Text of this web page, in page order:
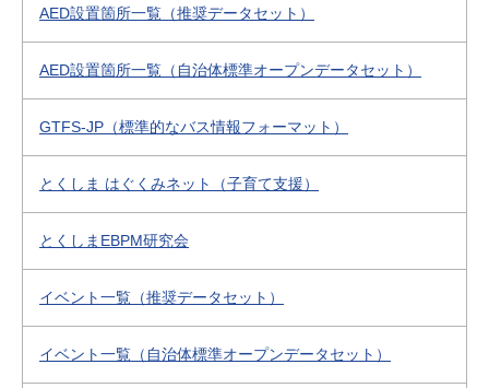
AED設置箇所一覧（推奨データセット）
AED設置箇所一覧（自治体標準オープンデータセット）
GTFS-JP（標準的なバス情報フォーマット）
とくしま はぐくみネット（子育て支援）
とくしまEBPM研究会
イベント一覧（推奨データセット）
イベント一覧（自治体標準オープンデータセット）